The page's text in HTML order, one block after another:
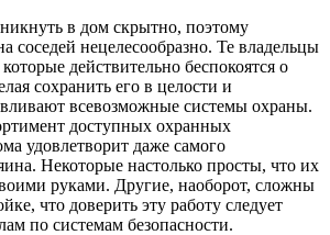
в дом скрытно, поэтому
соседей нецелесообразно. Те владельцы
действительно беспокоятся о
сохранить его в целости и
всевозможные системы охраны.
доступных охранных
удовлетворит даже самого
Некоторые настолько просты, что их
руками. Другие, наоборот, сложны
что доверить эту работу следует
по системам безопасности.